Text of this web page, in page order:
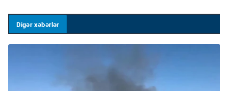
Digər xəbərlər